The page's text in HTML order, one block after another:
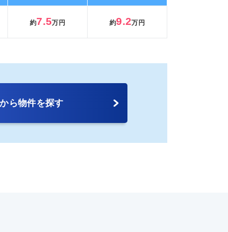
約7.5万円 約9.2万円
ら物件を探す